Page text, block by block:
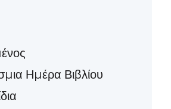
Ημέρα Βιβλίου